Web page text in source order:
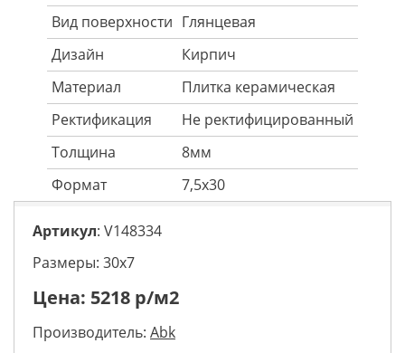
Вид поверхности Глянцевая
Дизайн
Кирпич
Материал
Плитка керамическая
Ректификация
Не ректифицированный
Толщина
8мм
Формат
7,5х30
Артикул: V148334
Размеры: 30х7
Цена: 5218 р/м2
Производитель: Abk